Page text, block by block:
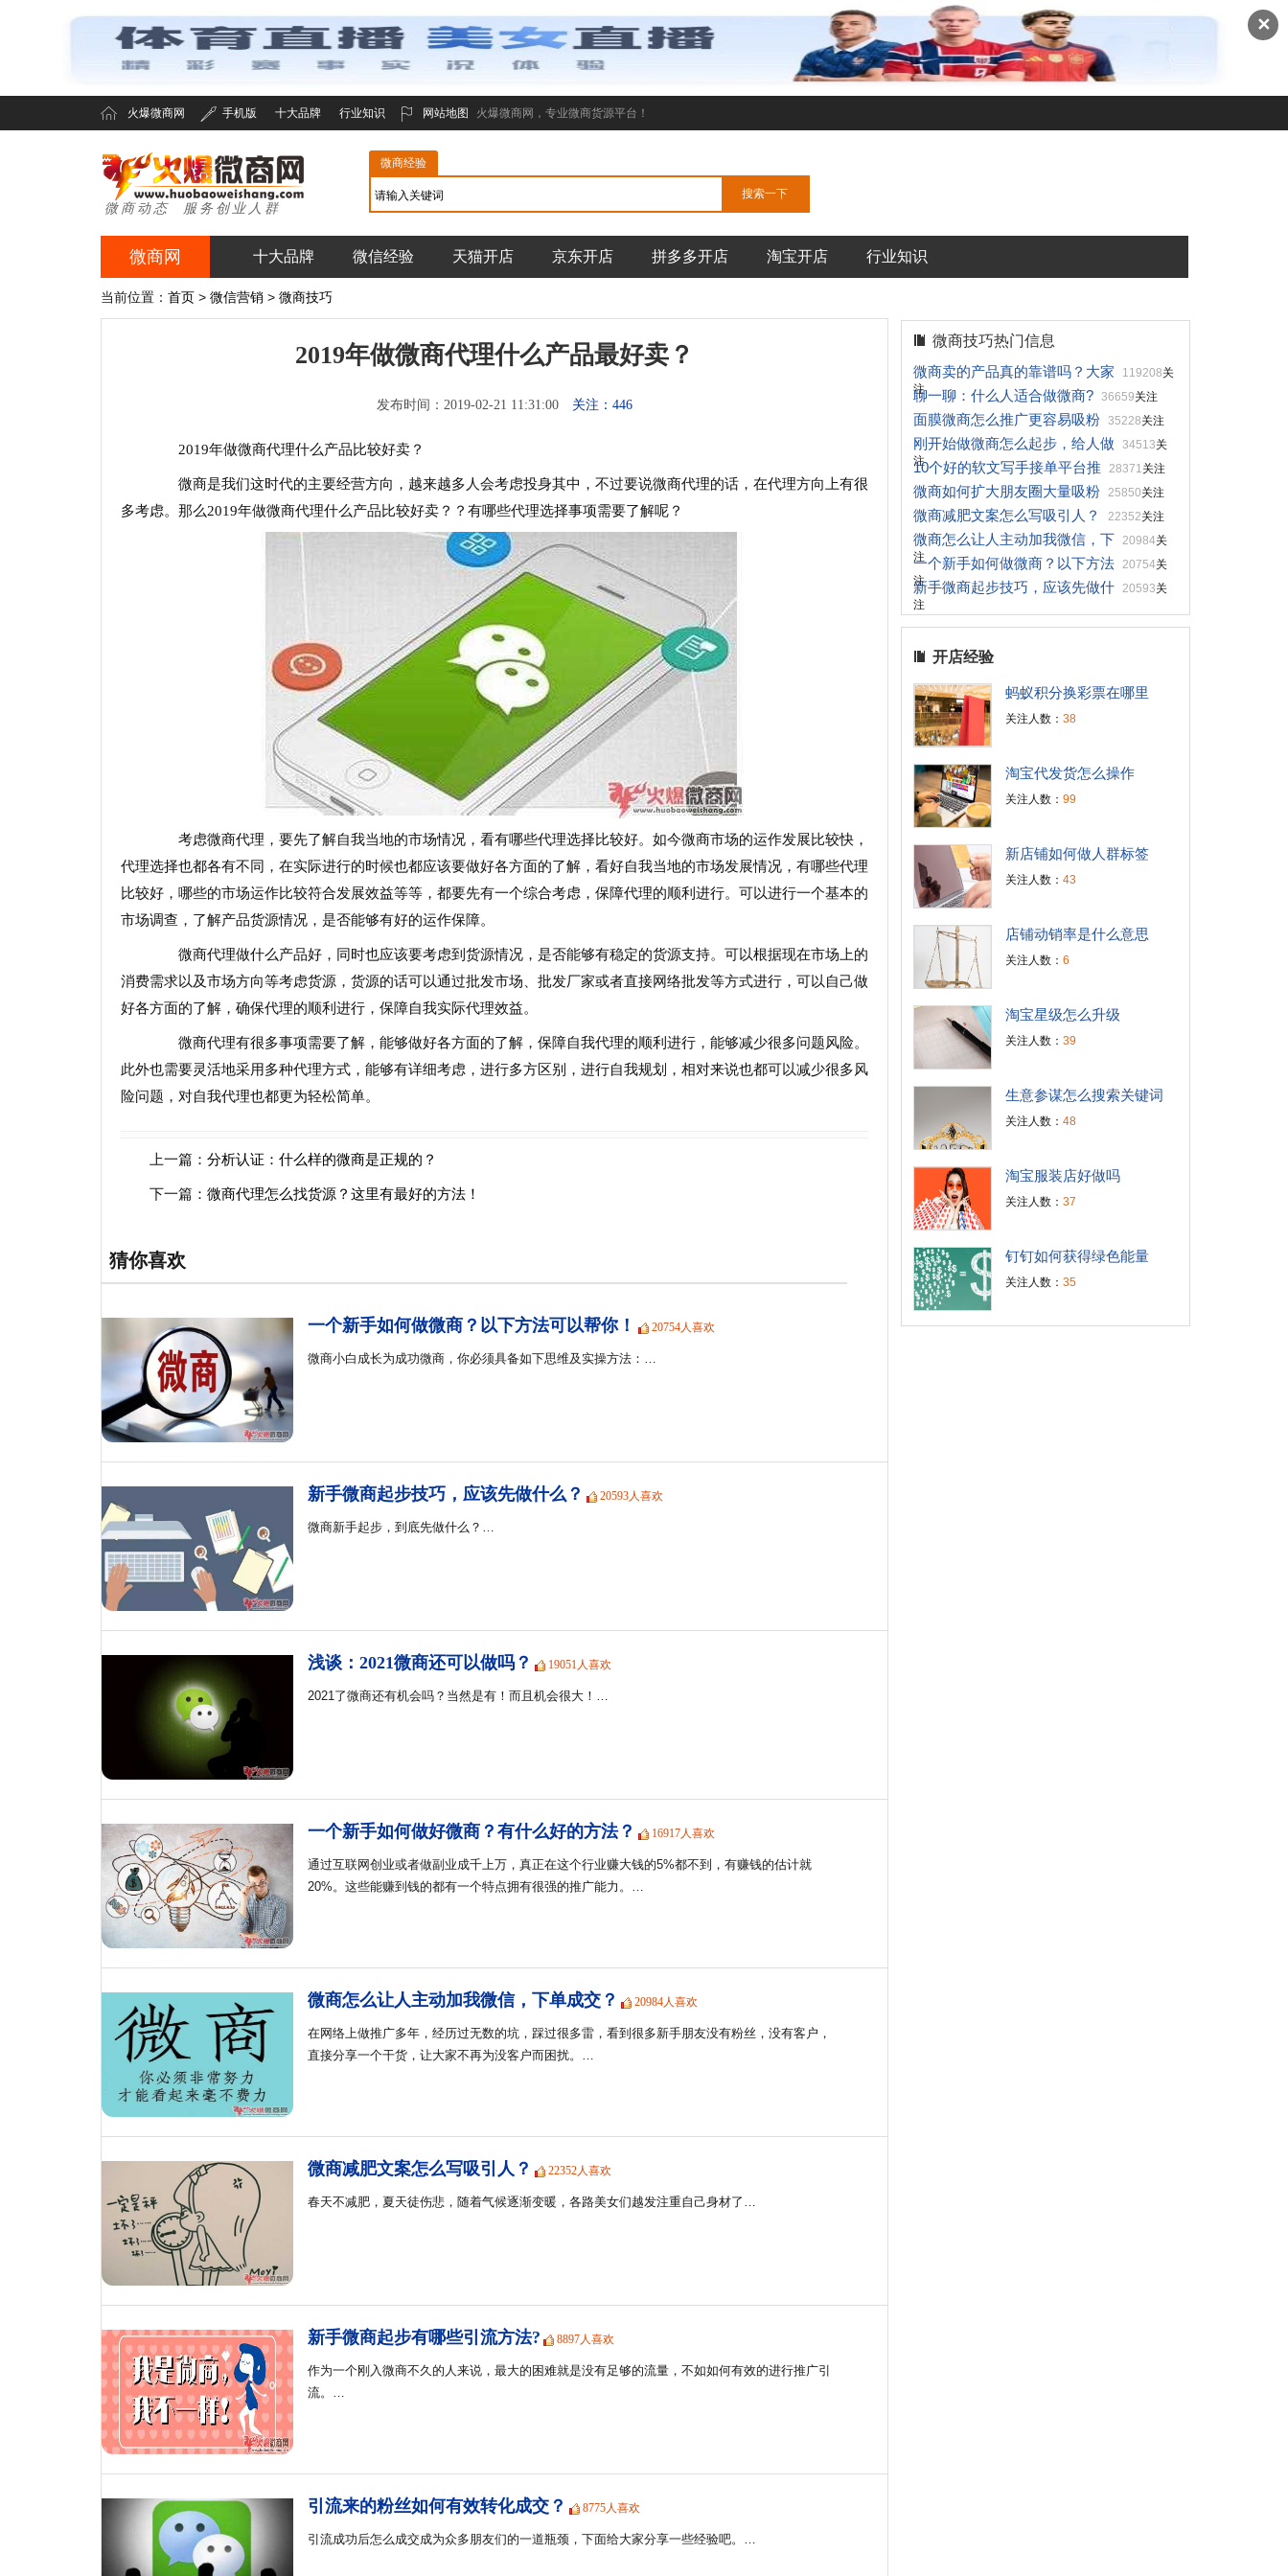
✕
火爆微商网 手机版 十大品牌 行业知识 网站地图 火爆微商网，专业微商货源平台！
火爆微商网
微商动态 服务创业人群
微商经验
微商网 十大品牌 微信经验 天猫开店 京东开店 拼多多开店 淘宝开店 行业知识
当前位置： 首页> 微信营销> 微商技巧
2019年做微商代理什么产品最好卖？
发布时间：2019-02-21 11:31:00 关注：446
2019年做微商代理什么产品比较好卖？
微商是我们这时代的主要经营方向，越来越多人会考虑投身其中，不过要说微商代理的话，在代理方向上有很
多考虑。那么2019年做微商代理什么产品比较好卖？？有哪些代理选择事项需要了解呢？
考虑微商代理，要先了解自我当地的市场情况，看有哪些代理选择比较好。如今微商市场的运作发展比较快，
代理选择也都各有不同，在实际进行的时候也都应该要做好各方面的了解，看好自我当地的市场发展情况，有哪些代理
比较好，哪些的市场运作比较符合发展效益等等，都要先有一个综合考虑，保障代理的顺利进行。可以进行一个基本的
市场调查，了解产品货源情况，是否能够有好的运作保障。
微商代理做什么产品好，同时也应该要考虑到货源情况，是否能够有稳定的货源支持。可以根据现在市场上的
消费需求以及市场方向等考虑货源，货源的话可以通过批发市场、批发厂家或者直接网络批发等方式进行，可以自己做
好各方面的了解，确保代理的顺利进行，保障自我实际代理效益。
微商代理有很多事项需要了解，能够做好各方面的了解，保障自我代理的顺利进行，能够减少很多问题风险。
此外也需要灵活地采用多种代理方式，能够有详细考虑，进行多方区别，进行自我规划，相对来说也都可以减少很多风
险问题，对自我代理也都更为轻松简单。
上一篇： 分析认证：什么样的微商是正规的？
下一篇： 微商代理怎么找货源？这里有最好的方法！
猜你喜欢
一个新手如何做微商？以下方法可以帮你！ 20754人喜欢
微商小白成长为成功微商，你必须具备如下思维及实操方法：…
新手微商起步技巧，应该先做什么？ 20593人喜欢
微商新手起步，到底先做什么？…
浅谈：2021微商还可以做吗？ 19051人喜欢
2021了微商还有机会吗？当然是有！而且机会很大！…
一个新手如何做好微商？有什么好的方法？ 16917人喜欢
通过互联网创业或者做副业成千上万，真正在这个行业赚大钱的5%都不到，有赚钱的估计就
20%。这些能赚到钱的都有一个特点拥有很强的推广能力。…
微商怎么让人主动加我微信，下单成交？ 20984人喜欢
在网络上做推广多年，经历过无数的坑，踩过很多雷，看到很多新手朋友没有粉丝，没有客户，
直接分享一个干货，让大家不再为没客户而困扰。…
微商减肥文案怎么写吸引人？ 22352人喜欢
春天不减肥，夏天徒伤悲，随着气候逐渐变暖，各路美女们越发注重自己身材了…
新手微商起步有哪些引流方法? 8897人喜欢
作为一个刚入微商不久的人来说，最大的困难就是没有足够的流量，不如如何有效的进行推广引
流。…
引流来的粉丝如何有效转化成交？ 8775人喜欢
引流成功后怎么成交成为众多朋友们的一道瓶颈，下面给大家分享一些经验吧。…
微商技巧热门信息
微商卖的产品真的靠谱吗？大家
119208关
注
聊一聊：什么人适合做微商? 36659关注
面膜微商怎么推广更容易吸粉 35228关注
刚开始做微商怎么起步，给人做 34513关
注
10个好的软文写手接单平台推 28371关注
微商如何扩大朋友圈大量吸粉 25850关注
微商减肥文案怎么写吸引人？ 22352关注
微商怎么让人主动加我微信，下 20984关
注
一个新手如何做微商？以下方法 20754关
注
新手微商起步技巧，应该先做什 20593关
注
开店经验
蚂蚁积分换彩票在哪里
关注人数： 38
淘宝代发货怎么操作
关注人数： 99
新店铺如何做人群标签
关注人数： 43
店铺动销率是什么意思
关注人数： 6
淘宝星级怎么升级
关注人数： 39
生意参谋怎么搜索关键词
关注人数： 48
淘宝服装店好做吗
关注人数： 37
钉钉如何获得绿色能量
关注人数： 35